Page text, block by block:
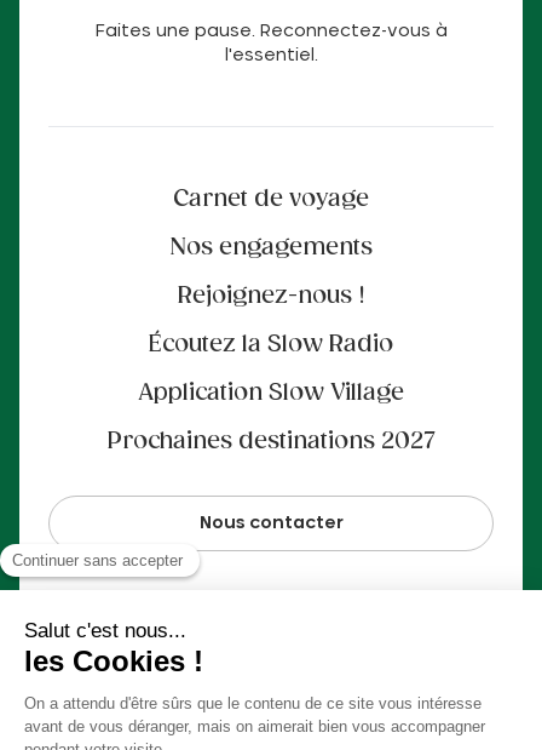
Faites une pause. Reconnectez-vous à
l'essentiel.
Carnet de voyage
Nos engagements
Rejoignez-nous !
Écoutez la Slow Radio
Application Slow Village
Prochaines destinations 2027
Nous contacter